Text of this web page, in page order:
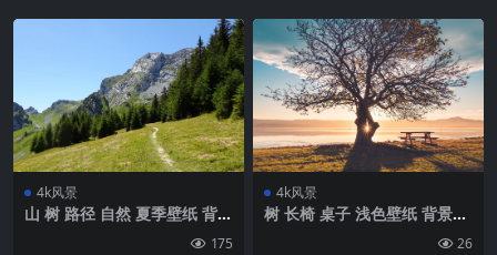
4k风景
山 树 路径 自然 夏季壁纸 背景
175
4k风景
树 长椅 桌子 浅色壁纸 背景4k
26